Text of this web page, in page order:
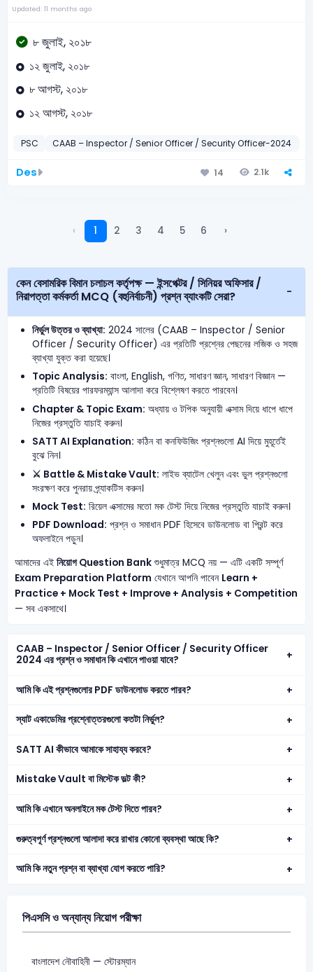
Updated: 11 months ago
৮ জুলাই, ২০১৮
১২ জুলাই, ২০১৮
৮ আগস্ট, ২০১৮
১২ আগস্ট, ২০১৮
PSC CAAB – Inspector / Senior Officer / Security Officer-2024
Des 14 2.1k
‹ 1 2 3 4 5 6 ›
কেন বেসামরিক বিমান চলাচল কর্তৃপক্ষ — ইন্সপেক্টর / সিনিয়র অফিসার /
নিরাপত্তা কর্মকর্তা MCQ (বহুনির্বাচনী) প্রশ্ন ব্যাংকটি সেরা?
নির্ভুল উত্তর ও ব্যাখ্যা: 2024 সালের (CAAB – Inspector / Senior
Officer / Security Officer) এর প্রতিটি প্রশ্নের পেছনের লজিক ও সহজ
ব্যাখ্যা যুক্ত করা হয়েছে।
Topic Analysis: বাংলা, English, গণিত, সাধারণ জ্ঞান, সাধারণ বিজ্ঞান —
প্রতিটি বিষয়ের পারফরম্যান্স আলাদা করে বিশ্লেষণ করতে পারবেন।
Chapter & Topic Exam: অধ্যায় ও টপিক অনুযায়ী এক্সাম দিয়ে ধাপে ধাপে
নিজের প্রস্তুতি যাচাই করুন।
SATT AI Explanation: কঠিন বা কনফিউজিং প্রশ্নগুলো AI দিয়ে মুহূর্তেই
বুঝে নিন।
⚔️ Battle & Mistake Vault: লাইভ ব্যাটেল খেলুন এবং ভুল প্রশ্নগুলো
সংরক্ষণ করে পুনরায় প্র্যাকটিস করুন।
Mock Test: রিয়েল এক্সামের মতো মক টেস্ট দিয়ে নিজের প্রস্তুতি যাচাই করুন।
PDF Download: প্রশ্ন ও সমাধান PDF হিসেবে ডাউনলোড বা প্রিন্ট করে
অফলাইনে পড়ুন।
আমাদের এই নিয়োগ Question Bankশুধুমাত্র MCQ নয় — এটি একটি সম্পূর্ণ
Exam Preparation Platform যেখানে আপনি পাবেন Learn +
Practice + Mock Test + Improve + Analysis + Competition
— সব একসাথে।
CAAB – Inspector / Senior Officer / Security Officer
2024 এর প্রশ্ন ও সমাধান কি এখানে পাওয়া যাবে?
আমি কি এই প্রশ্নগুলোর PDF ডাউনলোড করতে পারব?
স্যাট একাডেমির প্রশ্নোত্তরগুলো কতটা নির্ভুল?
SATT AI কীভাবে আমাকে সাহায্য করবে?
Mistake Vault বা মিস্টেক ভল্ট কী?
আমি কি এখানে অনলাইনে মক টেস্ট দিতে পারব?
গুরুত্বপূর্ণ প্রশ্নগুলো আলাদা করে রাখার কোনো ব্যবস্থা আছে কি?
আমি কি নতুন প্রশ্ন বা ব্যাখ্যা যোগ করতে পারি?
পিএসসি ও অন্যান্য নিয়োগ পরীক্ষা
বাংলাদেশ নৌবাহিনী — স্টোরম্যান